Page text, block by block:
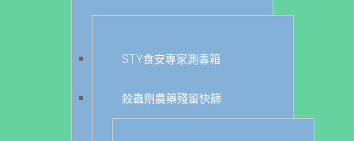
STY食安專家測毒箱
殺蟲劑農藥殘留快篩